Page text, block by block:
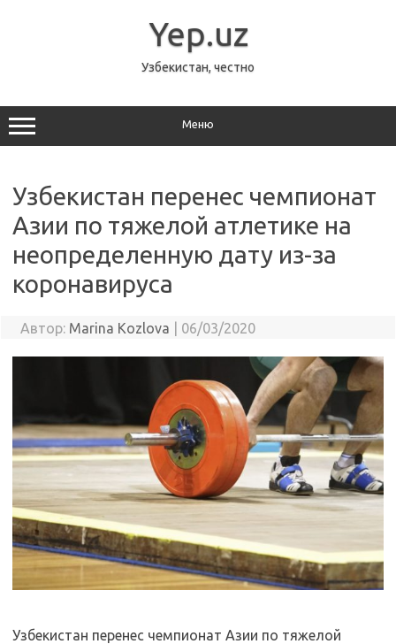
Yep.uz
Узбекистан, честно
Меню
Узбекистан перенес чемпионат
Азии по тяжелой атлетике на
неопределенную дату из-за
коронавируса
Автор: Marina Kozlova 06/03/2020
Узбекистан перенес чемпионат Азии по тяжелой